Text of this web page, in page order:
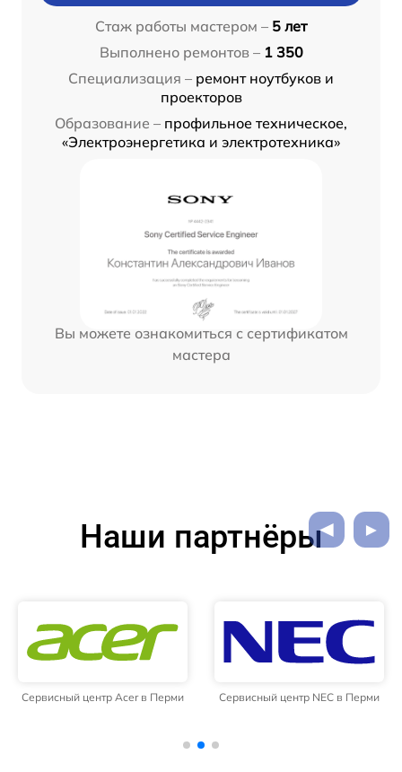
Стаж работы мастером – 5 лет
Выполнено ремонтов – 1 350
Специализация – ремонт ноутбуков и
проекторов
Образование – профильное техническое,
«Электроэнергетика и электротехника»
Вы можете ознакомиться с сертификатом
мастера
Наши партнёры
Сервисный центр Acer в Перми Сервисный центр NEC в Перми